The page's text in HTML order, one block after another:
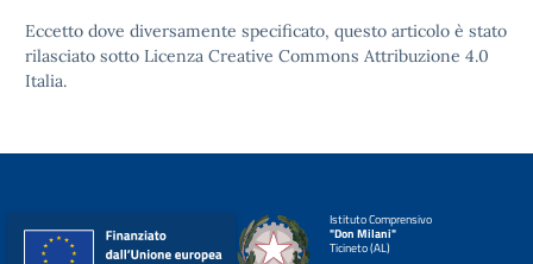
Eccetto dove diversamente specificato, questo articolo è stato
rilasciato sotto Licenza Creative Commons Attribuzione 4.0
Italia.
Istituto Comprensivo
"Don Milani"
Ticineto (AL)